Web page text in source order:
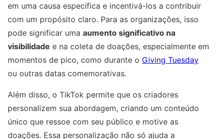
em uma causa específica e incentivá-los a contribuir
com um propósito claro. Para as organizações, isso
pode significar uma aumento significativo na
visibilidade e na coleta de doações, especialmente em
momentos de pico, como durante o Giving Tuesday
ou outras datas comemorativas.
Além disso, o TikTok permite que os criadores
personalizem sua abordagem, criando um conteúdo
único que ressoe com seu público e motive as
doações. Essa personalização não só ajuda a